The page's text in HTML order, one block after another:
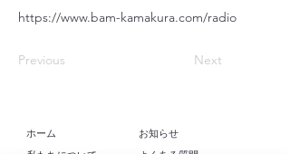
https://www.bam-kamakura.com/radio
Previous Next
​ホーム
お知らせ